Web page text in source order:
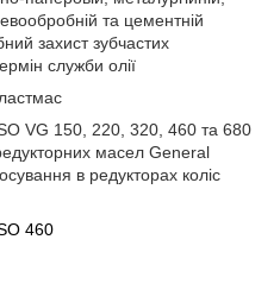
та цементній
захист зубчастих
служби олії
VG 150, 220, 320, 460 та 680
масел General
в редукторах коліс
460